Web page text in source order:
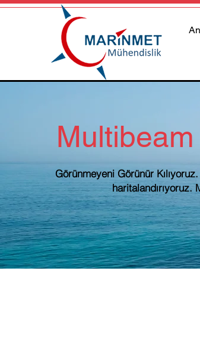
Multibeam
Görünmeyeni Görünür
haritalandırıyoruz.